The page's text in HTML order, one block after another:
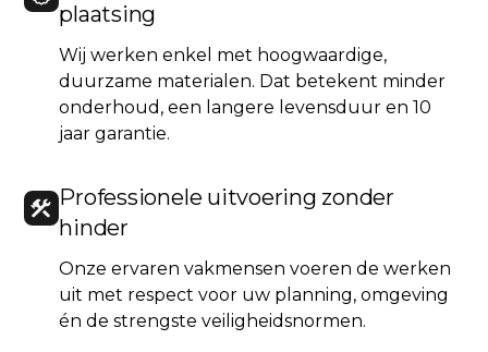
plaatsing
Wij werken enkel met hoogwaardige,
duurzame materialen. Dat betekent minder
onderhoud, een langere levensduur en 10
jaar garantie.
Professionele uitvoering zonder
hinder
Onze ervaren vakmensen voeren de werken
uit met respect voor uw planning, omgeving
én de strengste veiligheidsnormen.